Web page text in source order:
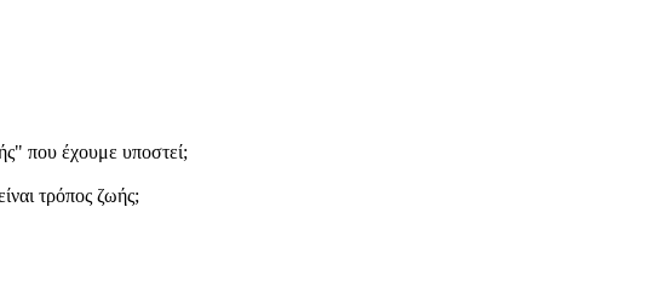
που έχουμε υποστεί;
τρόπος ζωής;